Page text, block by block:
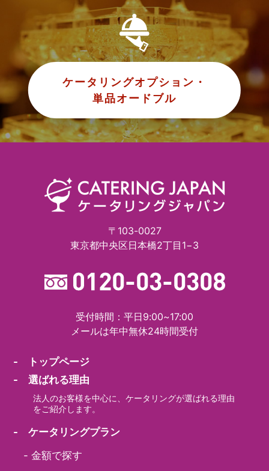
ケータリングオプション・
単品オードブル
〒103-0027
東京都中央区日本橋2丁目1−3
受付時間：平日9:00~17:00
メールは年中無休24時間受付
- トップページ
- 選ばれる理由
法人のお客様を中心に、ケータリングが選ばれる理由
をご紹介します。
- ケータリングプラン
-金額で探す